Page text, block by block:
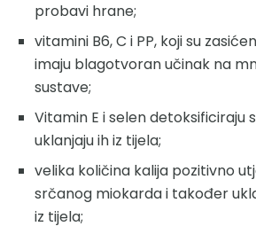
probavi hrane;
vitamini B6, C i PP, koji su
imaju blagotvoran učinak na
sustave;
Vitamin E i selen detoksificiraju
uklanjaju ih iz tijela;
velika količina kalija pozitivno
srčanog miokarda i također
iz tijela;